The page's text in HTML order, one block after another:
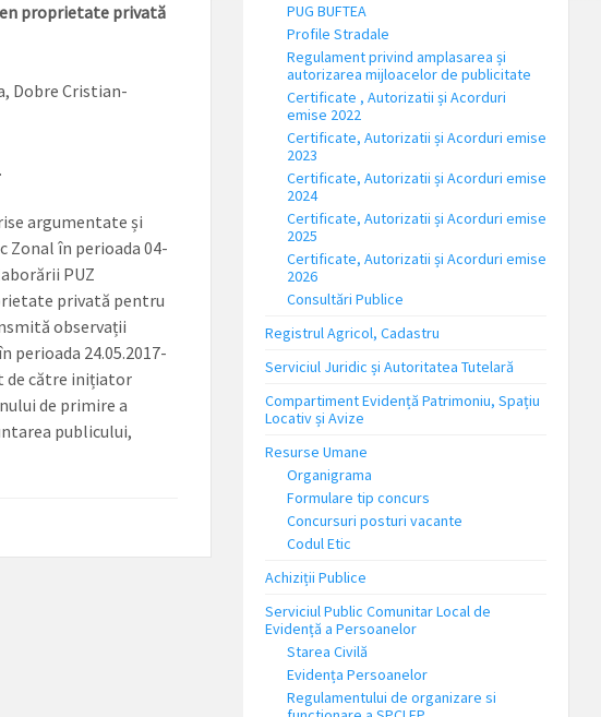
proprietate privată
Dobre Cristian-
argumentate și
Zonal în perioada 04-
PUZ
privată pentru
observații
perioada 24.05.2017-
de către inițiator
de primire a
publicului,
PUG BUFTEA
Profile Stradale
Regulament privind amplasarea și
autorizarea mijloacelor de publicitate
Certificate , Autorizatii și Acorduri
emise 2022
Certificate, Autorizatii și Acorduri emise
2023
Certificate, Autorizatii și Acorduri emise
2024
Certificate, Autorizatii și Acorduri emise
2025
Certificate, Autorizatii și Acorduri emise
2026
Consultări Publice
Registrul Agricol, Cadastru
Serviciul Juridic și Autoritatea Tutelară
Compartiment Evidență Patrimoniu, Spațiu
Locativ și Avize
Resurse Umane
Organigrama
Formulare tip concurs
Concursuri posturi vacante
Codul Etic
Achiziții Publice
Serviciul Public Comunitar Local de
Evidență a Persoanelor
Starea Civilă
Evidența Persoanelor
Regulamentului de organizare si